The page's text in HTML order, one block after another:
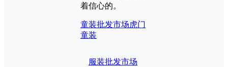
着信心的。
童装批发市场虎门
童装
服装批发市场